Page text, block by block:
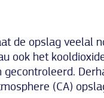
de opslag veelal
ook het
gecontroleerd.
(CA)